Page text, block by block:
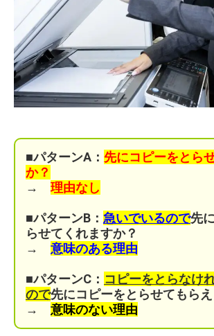
■パターンA： 先にコピーをとら
か？
→ 理由なし
■パターンB： 急いでいるので先
らせてくれますか？
→ 意味のある理由
■パターンC： コピーをとらなけ
ので先にコピーをとらせてもら
→ 意味のない理由